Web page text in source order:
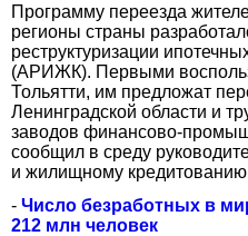
Программу переезда
регионы страны
реструктуризации
(АРИЖК). Первыми
Тольятти, им предложат
Ленинградской области и
заводов финансово-
сообщил в среду
и жилищному
- Число безработных в
212 млн человек